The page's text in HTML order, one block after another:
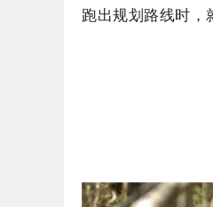
跑出规划路线时，